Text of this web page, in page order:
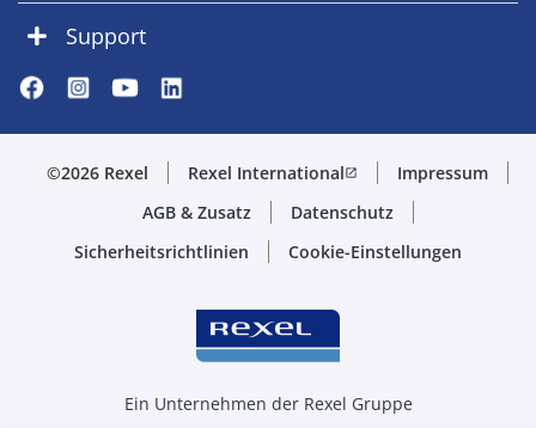
Support
©2026 Rexel Rexel Internationalopen_in_new
Impressum
AGB & Zusatz
Datenschutz
Sicherheitsrichtlinien
Cookie-Einstellungen
Ein Unternehmen der Rexel Gruppe